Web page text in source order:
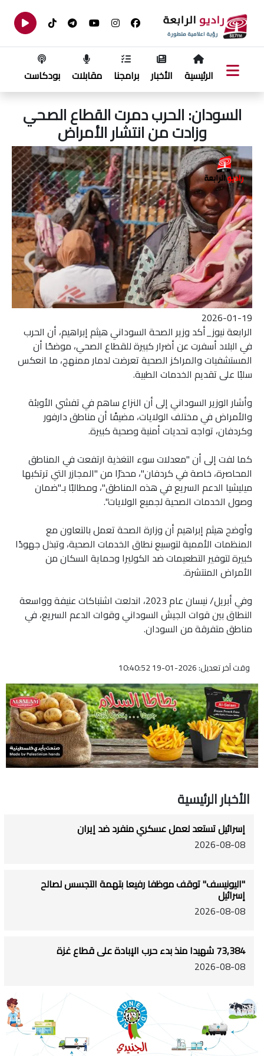
الرئيسية الأخبار برامجنا مقابلات بودكاست
السودان: الحرب دمرت القطاع الصحي
وزادت من انتشار الأمراض
2026-01-19
الرابعة نيوز_أكد وزير الصحة السوداني هيثم إبراهيم، أن الحرب
في البلاد أسفرت عن أضرار كبيرة للقطاع الصحي، موضحًا أن
المستشفيات والمراكز الصحية تعرضت لدمار ممنهج، ما انعكس
سلبًا على تقديم الخدمات الطبية.
وأشار الوزير السوداني إلى أن النزاع ساهم في تفشي الأوبئة
والأمراض في مختلف الولايات، مضيفًا أن مناطق دارفور
وكردفان، تواجه تحديات أمنية وصحية كبيرة.
كما لفت إلى أن "معدلات سوء التغذية ارتفعت في المناطق
المحاصرة، خاصة في كردفان"، محذرًا من "المجازر التي ترتكبها
ميليشيا الدعم السريع في هذه المناطق"، ومطالبًا بـ"ضمان
وصول الخدمات الصحية لجميع الولايات".
وأوضح هيثم إبراهيم أن وزارة الصحة تعمل بالتعاون مع
المنظمات الأممية لتوسيع نطاق الخدمات الصحية، وتبذل جهودًا
كبيرة لتوفير التطعيمات ضد الكوليرا وحماية السكان من
الأمراض المنتشرة.
وفي أبريل/ نيسان عام 2023، اندلعت اشتباكات عنيفة وواسعة
النطاق بين قوات الجيش السوداني وقوات الدعم السريع، في
مناطق متفرقة من السودان.
وقت آخر تعديل: 2026-01-19 10:40:52
الأخبار الرئيسية
إسرائيل تستعد لعمل عسكري منفرد ضد إيران
2026-08-08
"اليونيسف" توقف موظفا رفيعا بتهمة التجسس لصالح
إسرائيل
2026-08-08
73,384 شهيدا منذ بدء حرب الإبادة على قطاع غزة
2026-08-08